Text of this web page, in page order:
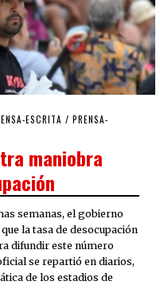
ESCRITA / PRENSA-
maniobra
semanas, el gobierno
la tasa de desocupación
difundir este número
se repartió en diarios,
de los estadios de